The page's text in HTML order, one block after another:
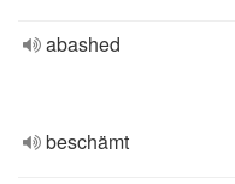
abashed
beschämt